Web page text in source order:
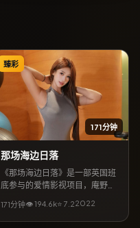
171分钟
臻彩
那场海边日落
《那场海边日落》是一部英国班
底参与的爱情影视项目，庵野秀
金高银、桥本环奈，讲述一群人
在偶然事件中彼此牵连的命运。
171分钟👁194.6k⭐ 7.22022